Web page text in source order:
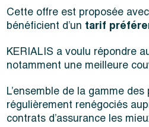
Cette offre est proposée
bénéficient d’un tarif
KERIALIS a voulu répondre
notamment une meilleure
L’ensemble de la gamme
régulièrement renégociés
contrats d’assurance les